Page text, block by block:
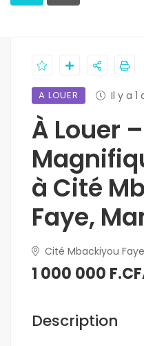
A LOUER Il y a 1
À Louer –
à Cité
Faye,
Cité Mbackiyou
1 000 000
Description